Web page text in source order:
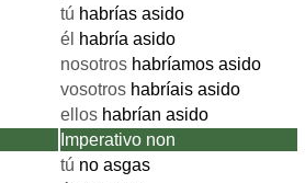
tú habrías asido
él habría asido
nosotros habríamos asido
vosotros habríais asido
ellos habrían asido
Imperativo non
tú no asgas